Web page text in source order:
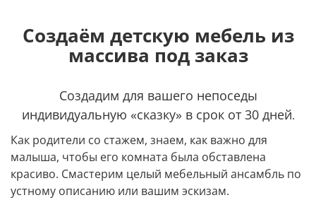
Создаём детскую мебель из
массива под заказ
Создадим для вашего непоседы
индивидуальную «сказку» в срок от 30 дней.
Как родители со стажем, знаем, как важно для
малыша, чтобы его комната была обставлена
красиво. Смастерим целый мебельный ансамбль по
устному описанию или вашим эскизам.